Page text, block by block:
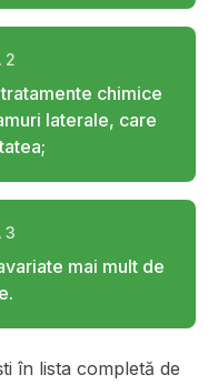
2
chimice
laterale, care
3
mai mult de
în lista completă de